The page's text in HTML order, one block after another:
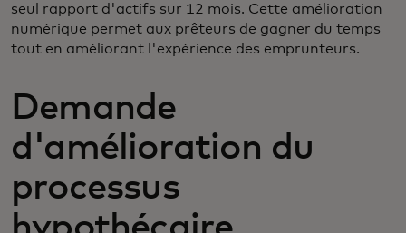
seul rapport d'actifs sur 12 mois. Cette amélioration
numérique permet aux prêteurs de gagner du temps
tout en améliorant l'expérience des emprunteurs.
Demande
d'amélioration du
processus